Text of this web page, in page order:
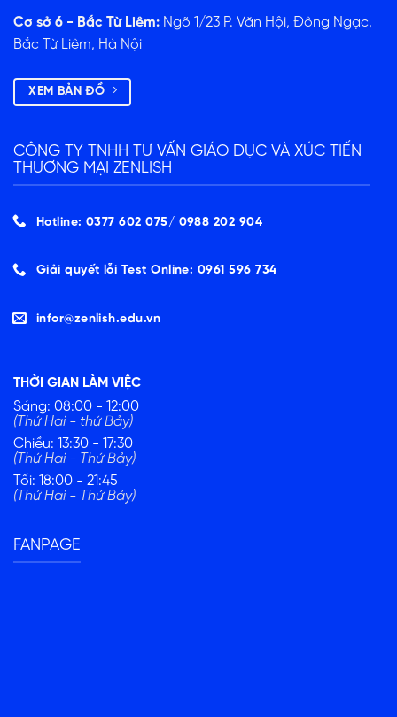
Cơ sở 6 - Bắc Từ Liêm: Ngõ 1/23 P. Văn Hội, Đông Ngạc,
Bắc Từ Liêm, Hà Nội
XEM BẢN ĐỒ
CÔNG TY TNHH TƯ VẤN GIÁO DỤC VÀ XÚC TIẾN
THƯƠNG MẠI ZENLISH
Hotline: 0377 602 075/ ‭0988 202 904‬
Giải quyết lỗi Test Online: 0961 596 734
infor@zenlish.edu.vn
THỜI GIAN LÀM VIỆC
Sáng: 08:00 - 12:00
(Thứ Hai - thứ Bảy)
Chiều: 13:30 - 17:30
(Thứ Hai - Thứ Bảy)
Tối: 18:00 - 21:45
(Thứ Hai - Thứ Bảy)
FANPAGE